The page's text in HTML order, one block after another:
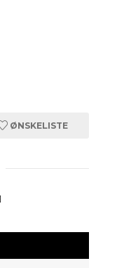
ØNSKELISTE